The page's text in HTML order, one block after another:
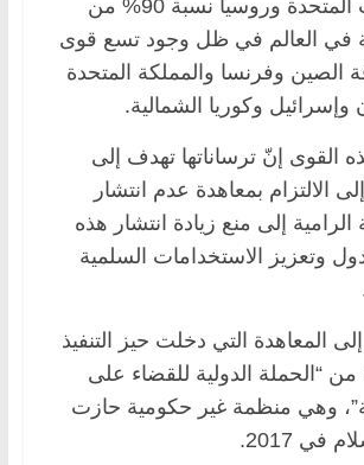
وتمتلك الولايات المتحدة وروسيا نسبة 90% من
في العالم في ظل وجود تسع قوى
الصين وفرنسا والمملكة المتحدة
وإسرائيل وكوريا الشمالية.
القوى إنّ ترساناتها تهدف إلى
الالتزام بمعاهدة عدم انتشار
الرامية إلى منع زيادة انتشار هذه
وتعزيز الاستخدامات السلمية
المعاهدة التي دخلت حيز التنفيذ
من “الحملة الدولية للقضاء على
وهي منظمة غير حكومية حازت
في 2017.